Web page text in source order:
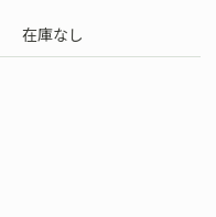
在庫なし